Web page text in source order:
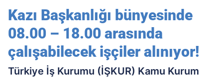
alınıyor!
Kazı Başkanlığı bünyesinde
08.00 – 18.00 arasında
çalışabilecek işçiler alınıyor!
Türkiye İş Kurumu (İŞKUR) Kamu Kurum